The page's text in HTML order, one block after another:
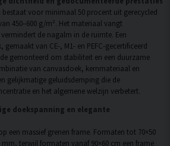
bestaat voor minimaal 50 procent uit gerecycled
450–600 g/m². Het materiaal vangt
de nagalm in de ruimte. Een
van CE-, M1- en PEFC-gecertificeerd
gemonteerd om stabiliteit en een duurzame
van canvasdoek, kernmateriaal en
gelijkmatige geluidsdemping die de
en het algemene welzijn verbetert.
doekspanning en elegante
een massief grenen frame. Formaten tot 70×50
terwijl formaten vanaf 90×60 cm een frame